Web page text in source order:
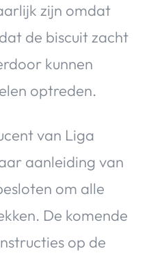
zijn omdat
de biscuit zacht
kunnen
optreden.
van Liga
aanleiding van
om alle
De komende
op de